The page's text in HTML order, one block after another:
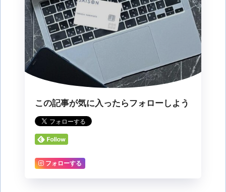
この記事が気に入ったらフォローしよう
フォローする